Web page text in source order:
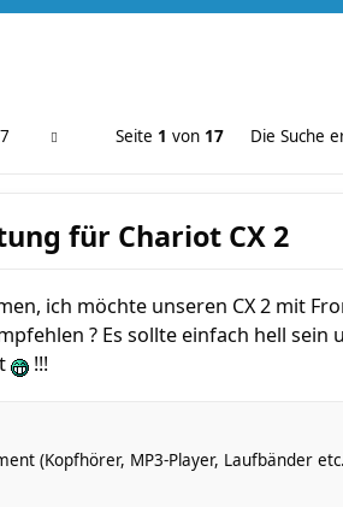
Seite 1 von 17 Die Suche
für Chariot CX 2
ich möchte unseren CX 2 mit
? Es sollte einfach hell
!!!
(Kopfhörer, MP3-Player, Laufbänder